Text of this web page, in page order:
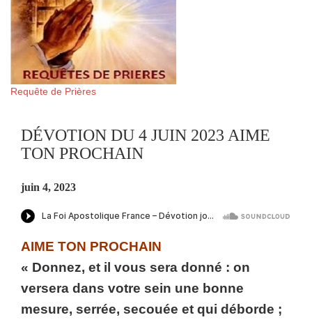
Requête de Prières
DÉVOTION DU 4 JUIN 2023 AIME
TON PROCHAIN
juin 4, 2023
AIME TON PROCHAIN
« Donnez, et il vous sera donné : on
versera dans votre sein une bonne
mesure, serrée, secouée et qui déborde ;